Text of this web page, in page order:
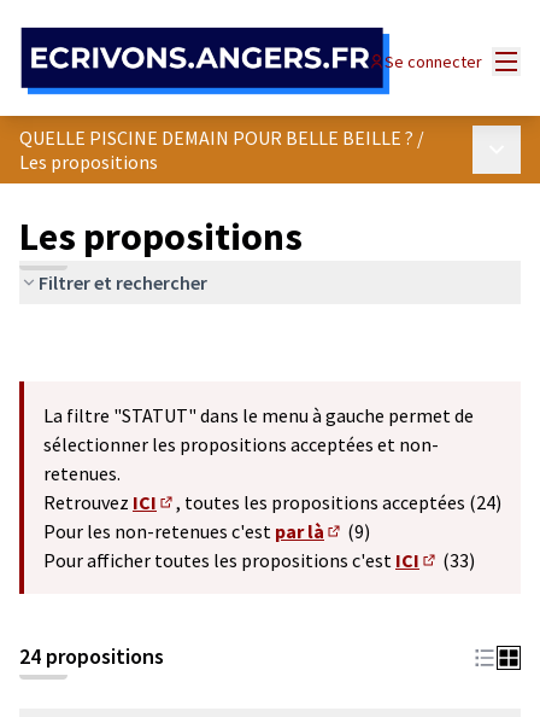
Se connecter
QUELLE PISCINE DEMAIN POUR BELLE BEILLE ? /
Les propositions
Les propositions
Filtrer et rechercher
La filtre "STATUT" dans le menu à gauche permet de
sélectionner les propositions acceptées et non-
retenues.
Retrouvez ICI
(S'ouvre dans un nouvel onglet)
, toutes les propositions acceptées (24)
Pour les non-retenues c'est par là
(S'ouvre dans un nouvel
(9)
Pour afficher toutes les propositions c'est ICI
(33)
24 propositions